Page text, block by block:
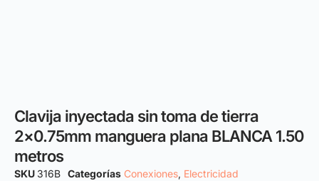
Clavija inyectada sin toma de tierra
2×0.75mm manguera plana BLANCA 1.50
metros
SKU 316B Categorías Conexiones, Electricidad